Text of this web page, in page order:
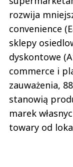
rozwija
convenience
sklepy
dyskontowe
commerce i
zauważenia,
stanowią
marek
towary od